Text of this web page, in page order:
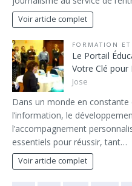
Voir article complet
FORMATION ET
Le Portail
Votre Clé
Jose
Dans un monde en constante
l’information, le
l’accompagnement
essentiels pour réussir, tant…
Voir article complet